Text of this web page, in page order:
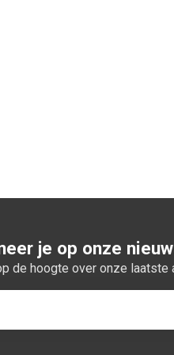
je op onze
de hoogte over onze laatste